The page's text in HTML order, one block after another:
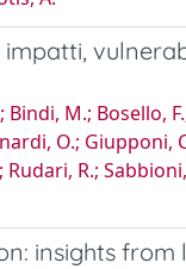
M.; Bosello,
O.; Giupponi,
R.;
insights